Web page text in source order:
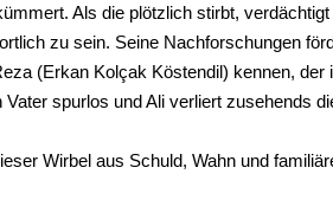
Als die plötzlich stirbt,
zu sein. Seine Nachforschungen
(Erkan Kolçak Köstendil) kennen,
spurlos und Ali verliert zusehends
Wirbel aus Schuld, Wahn und